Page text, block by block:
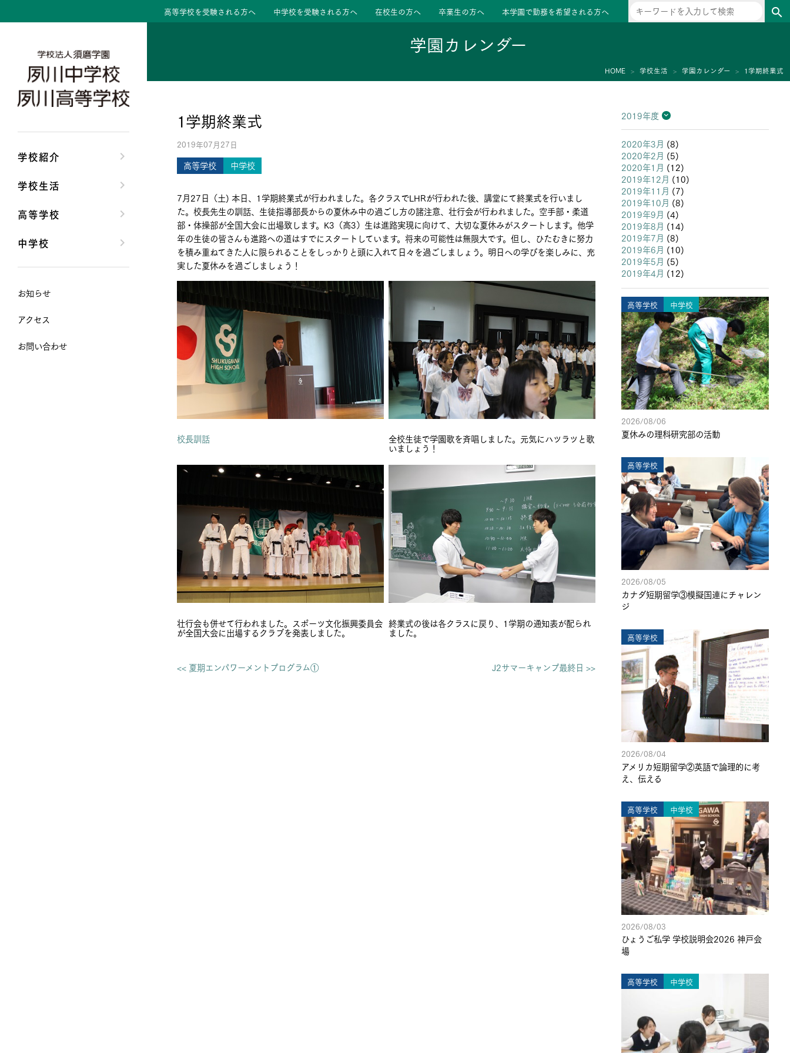
高等学校を受験される方へ 中学校を受験される方へ 在校生の方へ 卒業生の方へ 本学園で勤務を希望される方へ search
学園カレンダー
HOME 学校生活 学園カレンダー 1学期終業式
1学期終業式
2019年07月27日
高等学校 中学校
7月27日（土) 本日、1学期終業式が行われました。各クラスでLHRが行われた後、講堂にて終業式を行いまし
た。校長先生の訓話、生徒指導部長からの夏休み中の過ごし方の諸注意、壮行会が行われました。空手部・柔道
部・体操部が全国大会に出場致します。K3（高3）生は進路実現に向けて、大切な夏休みがスタートします。他学
年の生徒の皆さんも進路への道はすでにスタートしています。将来の可能性は無限大です。但し、ひたむきに努力
を積み重ねてきた人に限られることをしっかりと頭に入れて日々を過ごしましょう。明日への学びを楽しみに、充
実した夏休みを過ごしましょう！
校長訓話 全校生徒で学園歌を斉唱しました。元気にハツラツと歌
いましょう！
壮行会も併せて行われました。スポーツ文化振興委員会
が全国大会に出場するクラブを発表しました。
終業式の後は各クラスに戻り、1学期の通知表が配られ
ました。
<< 夏期エンパワーメントプログラム① J2サマーキャンプ最終日 >>
2019年度
2026年度
2025年度
2024年度
2023年度
2022年度
2021年度
2020年度
2019年度
2018年度
2017年度
2016年度
2015年度
2014年度
2013年度
2020年3月 (8)
2020年2月 (5)
2020年1月 (12)
2019年12月 (10)
2019年11月 (7)
2019年10月 (8)
2019年9月 (4)
2019年8月 (14)
2019年7月 (8)
2019年6月 (10)
2019年5月 (5)
2019年4月 (12)
高等学校 中学校
2026/08/06
夏休みの理科研究部の活動
高等学校
2026/08/05
カナダ短期留学③模擬国連にチャレン
ジ
高等学校
2026/08/04
アメリカ短期留学②英語で論理的に考
え、伝える
高等学校 中学校
2026/08/03
ひょうご私学 学校説明会2026 神戸会
場
高等学校 中学校
学校紹介
学校生活
高等学校
中学校
お知らせ
アクセス
お問い合わせ
安心して任せられる学校
沿革
大学合格実績
夙川ブログ
制服紹介
高校の教育方針／特色
特進コース／進学コース
先輩たちの声・生徒たちの声
中学校の教育方針／特色
Aコース／Bコース
先輩たちの声・生徒たちの声